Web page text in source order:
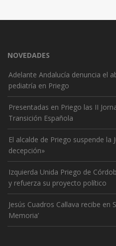
NOVEDADES
Adelante Andalucía denuncia el
pediatría en Priego
Presentadas en Priego las II
Transición Española
El alcalde de Priego suspende la
decepción»
Izquierda Unida Priego de
y refuerza su proyecto político
Jesús Cuadros Callava recibe en
Memoria’